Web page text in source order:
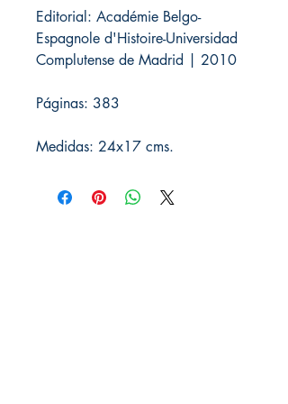
Editorial: Académie Belgo-
Espagnole d'Histoire-Universidad
Complutense de Madrid | 2010
Páginas: 383
Medidas: 24x17 cms.